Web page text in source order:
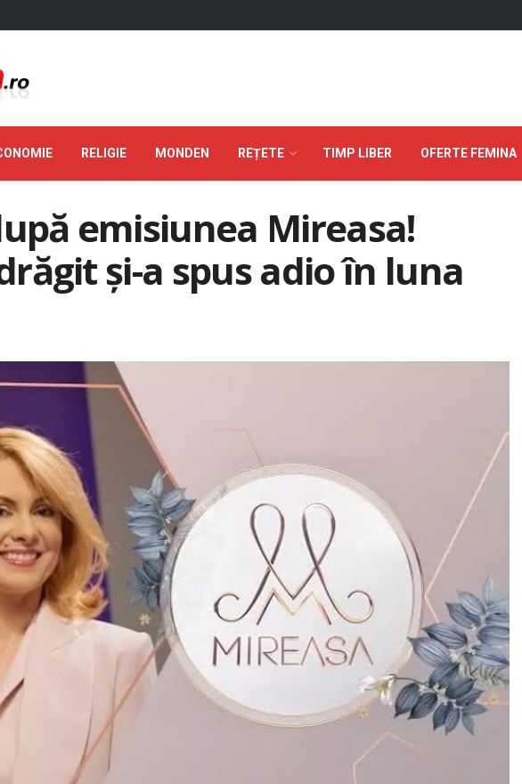
RELIGIE MONDEN REȚETE TIMP LIBER OFERTE FEMINA
emisiunea Mireasa!
și-a spus adio în luna